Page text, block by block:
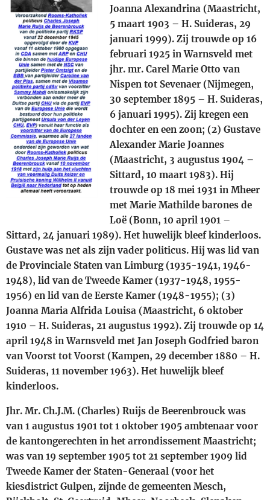
Joanna Alexandrina (Maastricht,
5 maart 1903 – H. Suideras, 29
januari 1999). Zij trouwde op 16
februari 1925 in Warnsveld met
jhr. mr. Carel Marie Otto van
Nispen tot Sevenaer (Nijmegen,
30 september 1895 – H. Suideras,
6 januari 1995). Zij kregen een
dochter en een zoon; (2) Gustave
Alexander Marie Joannes
(Maastricht, 3 augustus 1904 –
Sittard, 10 maart 1983). Hij
trouwde op 18 mei 1931 in Mheer
met Marie Mathilde barones de
Loë (Bonn, 10 april 1901 –
Sittard, 24 januari 1989). Het huwelijk bleef kinderloos.
Gustave was net als zijn vader politicus. Hij was lid van
de Provinciale Staten van Limburg (1935-1941, 1946-
1948), lid van de Tweede Kamer (1937-1948, 1955-
1956) en lid van de Eerste Kamer (1948-1955); (3)
Joanna Maria Alfrida Louisa (Maastricht, 6 oktober
1910 – H. Suideras, 21 augustus 1992). Zij trouwde op 14
april 1948 in Warnsveld met Jan Joseph Godfried baron
van Voorst tot Voorst (Kampen, 29 december 1880 – H.
Suideras, 11 november 1963). Het huwelijk bleef
kinderloos.
Jhr. Mr. Ch.J.M. (Charles) Ruijs de Beerenbrouck was
van 1 augustus 1901 tot 1 oktober 1905 ambtenaar voor
de kantongerechten in het arrondissement Maastricht;
was van 19 september 1905 tot 21 september 1909 lid
Tweede Kamer der Staten-Generaal (voor het
kiesdistrict Gulpen, zijnde de gemeenten Mesch,